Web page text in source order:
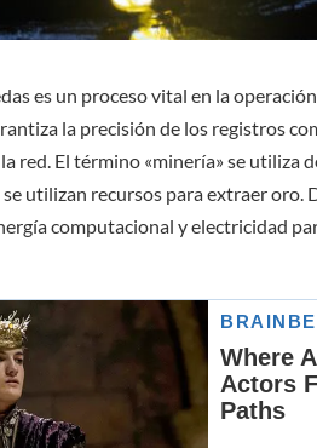
es un proceso vital en la
la precisión de los registros
red. El término «minería» se utiliza
utilizan recursos para extraer oro.
computacional y electricidad